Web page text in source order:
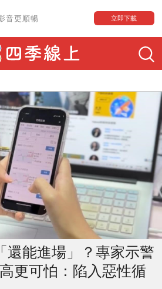
音更順暢 立即下載
還能進場」？專家示警
更可怕：陷入惡性循